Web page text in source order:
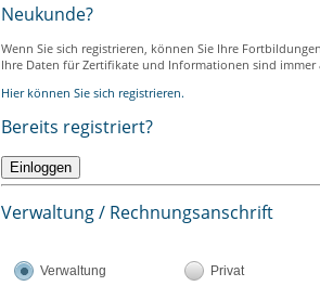
Neukunde?
Wenn Sie sich registrieren, können Sie Ihre
Ihre Daten für Zertifikate und Informationen sind immer
Hier können Sie sich registrieren.
Bereits registriert?
Verwaltung / Rechnungsanschrift
Verwaltung Privat